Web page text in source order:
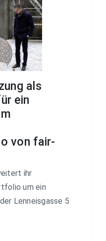
als
ein
von fair-
ihr
um ein
Lenneisgasse 5